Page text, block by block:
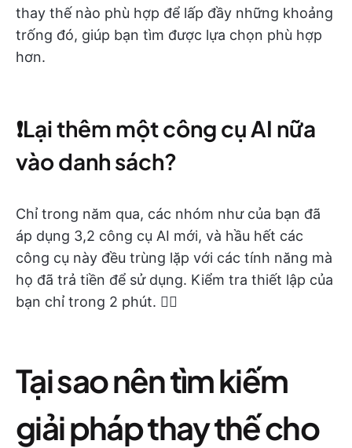
thay thế nào phù hợp để lấp đầy những khoảng
trống đó, giúp bạn tìm được lựa chọn phù hợp
hơn.
❗️Lại thêm một công cụ AI nữa
vào danh sách?
Chỉ trong năm qua, các nhóm như của bạn đã
áp dụng 3,2 công cụ AI mới, và hầu hết các
công cụ này đều trùng lặp với các tính năng mà
họ đã trả tiền để sử dụng. Kiểm tra thiết lập của
bạn chỉ trong 2 phút. 👇🏼
Tại sao nên tìm kiếm
giải pháp thay thế cho